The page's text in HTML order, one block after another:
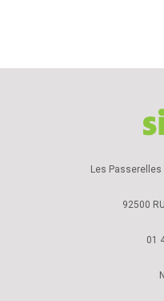
Les Passerelles
92500
01